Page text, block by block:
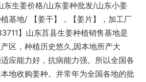
生姜价格/山东姜种批发/山东小姜
基地/ 【姜干】，【姜片】，加工厂
】山东莒县生姜种植销售基地是
区，种植历史悠久,因本地所产大
应能力好，抗病能力强。所以全国各
地收购姜种。并常年为全国各地的批